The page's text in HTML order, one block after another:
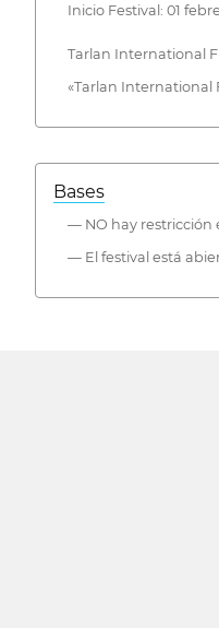
Inicio Festival: 01
Tarlan International
«Tarlan International
Bases
— NO hay restricción
— El festival está